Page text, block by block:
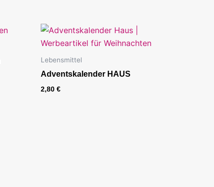
Lebensmittel
Adventskalender HAUS
2,80 €